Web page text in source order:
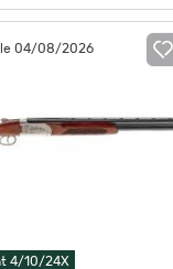
04/08/2026
4/10/24X